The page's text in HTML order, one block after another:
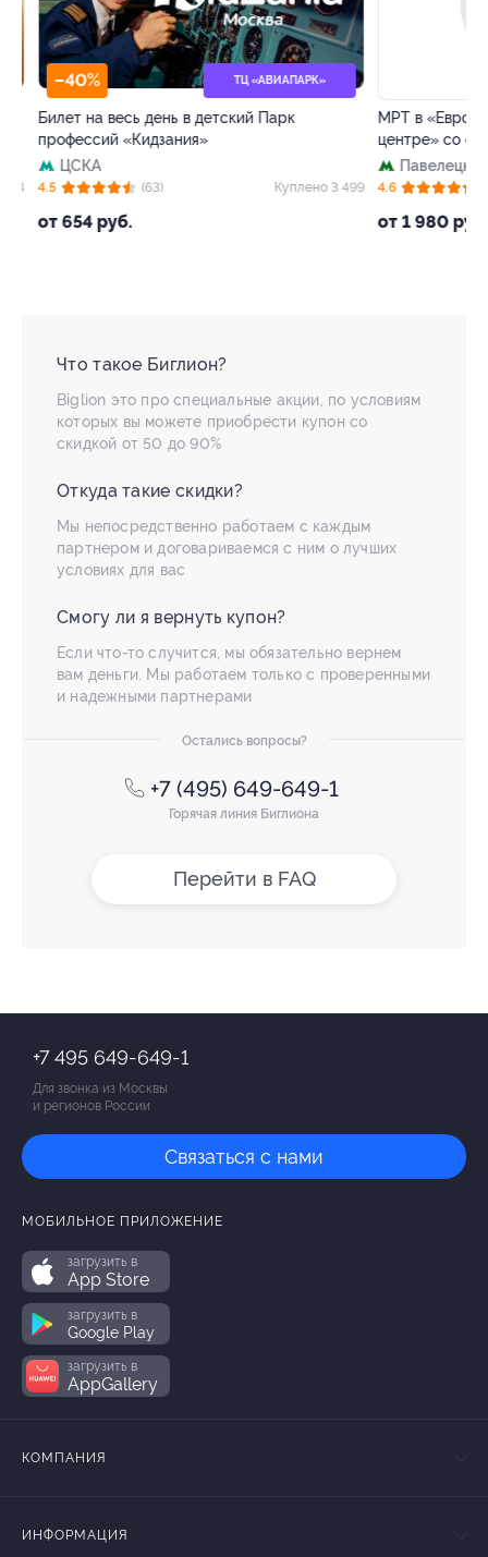
–40% ТЦ «АВИАПАРК»
Билет на весь день в детский Парк
профессий «Кидзания»
ЦСКА
от 654 руб.
4.5 (63) Куплено 3 499
МРТ в
центре» со
Павелецкая
от 1 980 руб.
4.6 (72)
Что такое Биглион?
Biglion это про специальные акции, по условиям
которых вы можете приобрести купон со
скидкой от 50 до 90%
Откуда такие скидки?
Мы непосредственно работаем с каждым
партнером и договариваемся с ним о лучших
условиях для вас
Смогу ли я вернуть купон?
Если что-то случится, мы обязательно вернем
вам деньги. Мы работаем только с проверенными
и надежными партнерами
Остались вопросы?
+7 (495) 649-649-1
Горячая линия Биглиона
Перейти в FAQ
+7 495 649-649-1
Для звонка из Москвы
и регионов России
Связаться с нами
МОБИЛЬНОЕ ПРИЛОЖЕНИЕ
загрузить в
App Store
загрузить в
Google Play
загрузить в
AppGallery
КОМПАНИЯ
ИНФОРМАЦИЯ